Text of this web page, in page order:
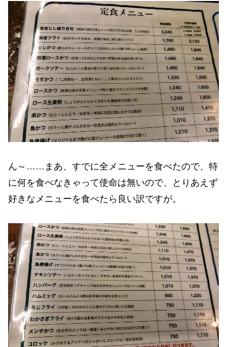
ん～……まあ、すでに全メニューを食べたので、特
に何を食べなきゃって使命は無いので、とりあえず
好きなメニューを食べたら良い訳ですが。